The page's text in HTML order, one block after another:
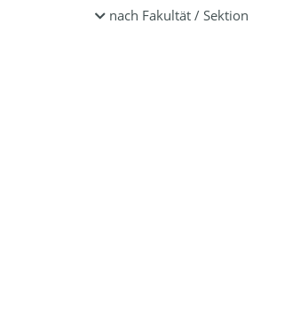
nach Fakultät / Sektion